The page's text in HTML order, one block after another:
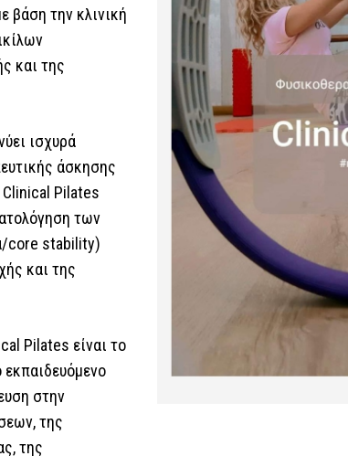
βάση την κλινική
και της
ισχυρά
άσκησης
Clinical Pilates
των
core stability)
και της
Pilates είναι το
στην
της
της